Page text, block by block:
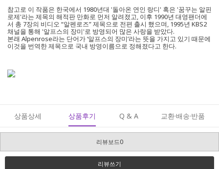
참고로 이 작품은 한국에서 1980년대 '돌아온 연인 랑디' 혹은 '꿈꾸는 알핀
로제'라는 제목의 해적판 만화로 먼저 알려졌고, 이후 1990년 대영팬더에
서 총 7장의 비디오 “알펜로즈” 제목으로 전편 출시 했으며, 1995년 KBS2
채널을 통해 '알프스의 장미'로 방영되어 많은 사랑을 받았다.
본래 Alpenrose라는 단어가 ‘알프스의 장미’라는 뜻을 가지고 있기 때문에
이것을 번역한 제목으로 국내 방영이름으로 정해졌다고 한다.
상품상세 상품후기 Q & A 교환·배송·반품
리뷰보드0
리뷰쓰기